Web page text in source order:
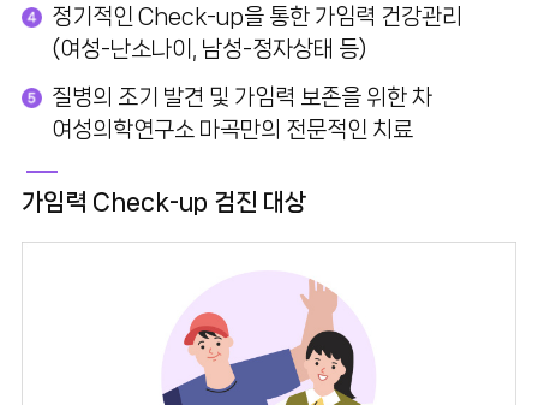
정기적인 Check-up을 통한 가임력 건강관리
(여성-난소나이, 남성-정자상태 등)
질병의 조기 발견 및 가임력 보존을 위한 차
여성의학연구소 마곡만의 전문적인 치료
가임력 Check-up 검진 대상